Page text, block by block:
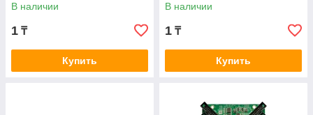
В наличии
1 ₸
Купить
В наличии
1 ₸
Купить